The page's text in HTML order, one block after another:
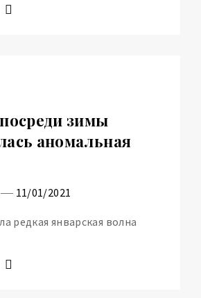
зимы
аномальная
11/01/2021
редкая январская волна